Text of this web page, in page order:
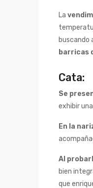
La
buscando
barricas
Cata:
Se
exhibir
En la
Al
bien
que